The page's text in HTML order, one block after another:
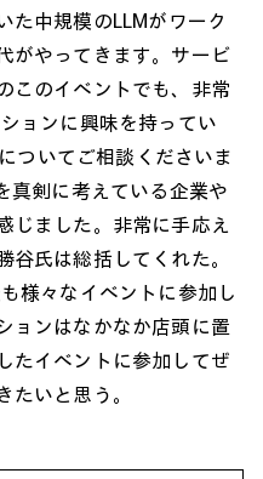
た中規模のLLMがワーク
がやってきます。サービ
このイベントでも、非常
ョンに興味を持ってい
ついてご相談くださいま
真剣に考えている企業や
じました。非常に手応え
氏は総括してくれた。
様々なイベントに参加し
ョンはなかなか店頭に置
たイベントに参加してぜ
いと思う。